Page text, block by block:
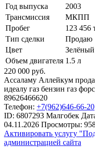
Год выпуска
2003
Трансмиссия
МКПП
Пробег
123 456
Тип сделки
Продаю
Цвет
Зелёный
Объем двигателя 1.5 л
220 000 руб.
Ассаламу Аллейкум
идеалу газ бензин газ
89626466620
Телефон: +7(962)646-66-20
ID: 6807293 Малгобек
04.11.2026 Просмотры:
Активировать услугу
администрацией сайта